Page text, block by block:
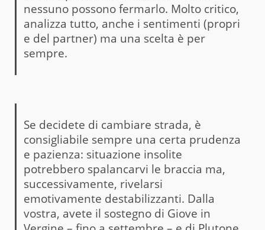
nessuno possono fermarlo. Molto critico,
analizza tutto, anche i sentimenti (propri
e del partner) ma una scelta è per
sempre.
Se decidete di cambiare strada, è
consigliabile sempre una certa prudenza
e pazienza: situazione insolite
potrebbero spalancarvi le braccia ma,
successivamente, rivelarsi
emotivamente destabilizzanti. Dalla
vostra, avete il sostegno di Giove in